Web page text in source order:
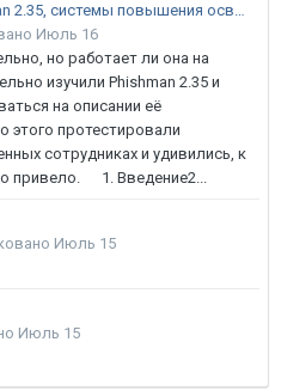
Тестирование Phishman 2.35, системы повышения осведомлённости пользователей в сфере ИБ
Июль 16
но работает ли она на
изучили Phishman 2.35 и
на описании её
этого протестировали
сотрудниках и удивились, к
привело. 1. Введение2...
Июль 15
Июль 15